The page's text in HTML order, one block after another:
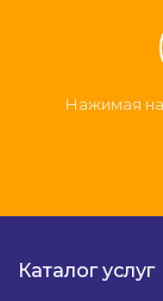
Нажимая на
Каталог услуг